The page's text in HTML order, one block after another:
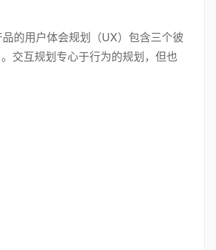
的用户体会规划（UX）包含三个彼
交互规划专心于行为的规划，但也